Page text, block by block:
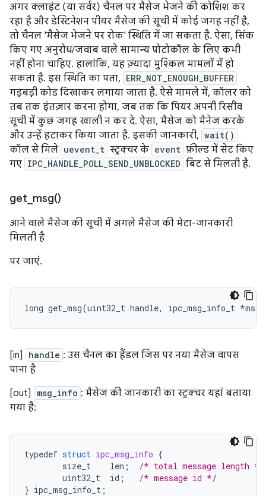
अगर क्लाइंट (या सर्वर) चैनल पर मैसेज भेजने की कोशिश कर
रहा है और डेस्टिनेशन पीयर मैसेज की सूची में कोई जगह नहीं है,
तो चैनल 'मैसेज भेजने पर रोक' स्थिति में जा सकता है. ऐसा, सिंक
किए गए अनुरोध/जवाब वाले सामान्य प्रोटोकॉल के लिए कभी
नहीं होना चाहिए. हालांकि, यह ज़्यादा मुश्किल मामलों में हो
सकता है. इस स्थिति का पता, ERR_NOT_ENOUGH_BUFFER
गड़बड़ी कोड दिखाकर लगाया जाता है. ऐसे मामले में, कॉलर को
तब तक इंतज़ार करना होगा, जब तक कि पियर अपनी रिसीव
सूची में कुछ जगह खाली न कर दे. ऐसा, मैसेज को मैनेज करके
और उन्हें हटाकर किया जाता है. इसकी जानकारी, wait()
कॉल से मिले uevent_t स्ट्रक्चर के event फ़ील्ड में सेट किए
गए IPC_HANDLE_POLL_SEND_UNBLOCKED बिट से मिलती है.
get_msg()
आने वाले मैसेज की सूची में अगले मैसेज की मेटा-जानकारी
मिलती है
पर जाएं.
long get_msg(uint32_t handle, ipc_msg_info_t *
[in] handle : उस चैनल का हैंडल जिस पर नया मैसेज वापस
पाना है
[out]
msg_info : मैसेज की जानकारी का स्ट्रक्चर यहां बताया
गया है:
typedef struct ipc_msg_info {
size_t
len ;
/* total message length */
uint32_t
id ;
/* message id */
} ipc_msg_info_t ;